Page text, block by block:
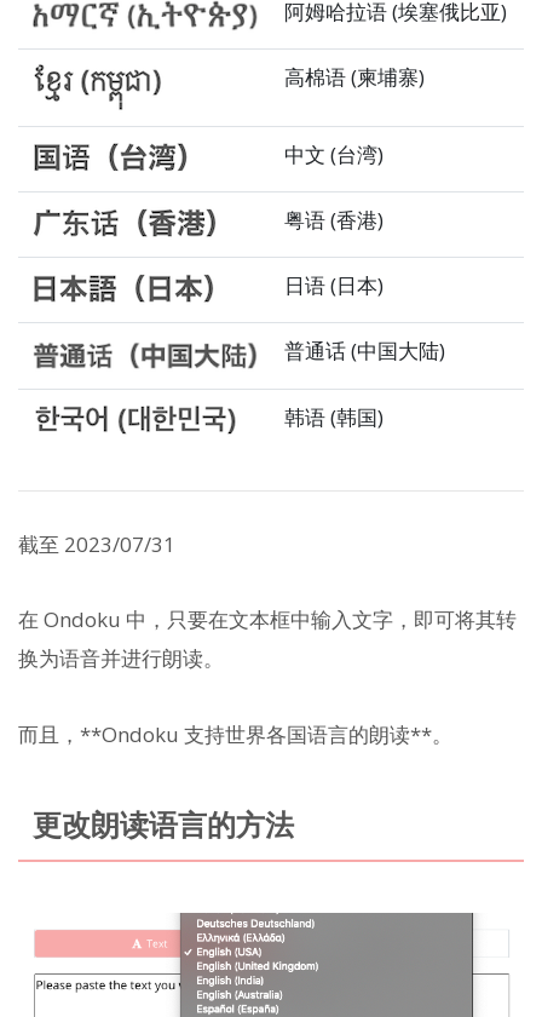
阿姆哈拉语 (埃塞俄比亚)
高棉语 (柬埔寨)
中文 (台湾)
粤语 (香港)
日语 (日本)
普通话 (中国大陆)
韩语 (韩国)
截至 2023/07/31
在 Ondoku 中，只要在文本框中输入文字，即可将其转
换为语音并进行朗读。
而且，**Ondoku 支持世界各国语言的朗读**。
更改朗读语言的方法